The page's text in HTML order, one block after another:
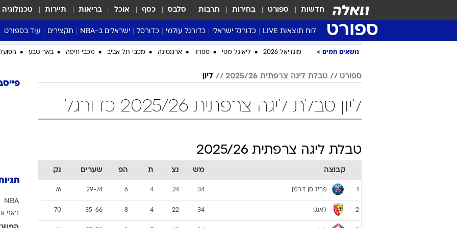
חדשות ספורט בחירות תרבות סלבס כסף אוכל בריאות תיירות טכנולוגיה
ספורט לוח תוצאות LIVE כדורגל ישראלי
ליגת העל Winner
גביע המדינה
שגרירים
ליגה א'
כדורגל עולמי
ליגה אנגלית
ליגה איטלקית
ליגה צרפתית
דרום אמריקה
כדורסל
ליגת העל
נבחרות ישראל בכדורסל
ישראלים ב-NBA
דני אבדיה
תקצירים עוד בספורט
מונדיאל 2026
טבלאות
ספורט
נושאים חמים מונדיאל 2026 ליאונל מסי ספרד ארגנטינה מכבי תל אביב מכבי חיפה באר שבע
ספורט טבלת ליגה צרפתית 2025/26 ליון
ליון טבלת ליגה צרפתית 2025/26 כדורגל
טבלת ליגה צרפתית 2025/26
קבוצה מש נצ ת הפ שערים נק
1 פריז סן ז'רמן 34
24
4
6
29-74
76
2 לאנס 34
22
4
8
35-66
70
NBA
ג'אני